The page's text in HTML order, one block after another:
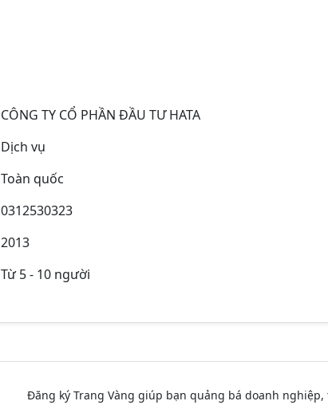
CÔNG TY CỔ PHẦN ĐẦU TƯ HATA
Dịch vụ
Toàn quốc
0312530323
2013
Từ 5 - 10 người
Đăng ký Trang Vàng giúp bạn quảng bá doanh nghiệp,